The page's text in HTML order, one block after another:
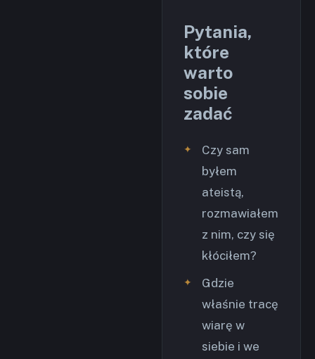
Pytania,
które
warto
sobie
zadać
Czy sam
byłem
ateistą,
rozmawiałem
z nim, czy się
kłóciłem?
Gdzie
właśnie tracę
wiarę w
siebie i we